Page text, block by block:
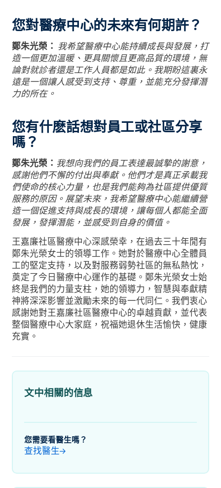
文中相關的信息
您需要看醫生嗎？
查找醫生
您對醫療中心的未來有何期許？
鄭朱光榮： 我希望醫療中心能持續成長與發展，打
造一個更加溫暖、更具關懷且更高品質的環境，無
論對就診者還是工作人員都是如此。我期盼這裏永
遠是一個讓人感受到支持、尊重，並能充分發揮潛
力的所在。
您有什麽話想對員工或社區分享
嗎？
鄭朱光榮： 我想向我們的員工表達最誠摯的謝意，
感謝他們不懈的付出與奉獻。他們才是真正承載我
們使命的核心力量，也是我們能夠為社區提供優質
服務的原因。展望未來，我希望醫療中心能繼續營
造一個促進支持與成長的環境，讓每個人都能全面
發展，發揮潛能，並感受到自身的價值。
王嘉廉社區醫療中心深感榮幸，在過去三十年閒有
鄭朱光榮女士的領導工作。她對於醫療中心全體員
工的堅定支持，以及對服務弱勢社區的無私熱忱，
奠定了今日醫療中心運作的基礎。鄭朱光榮女士始
終是我們的力量支柱，她的領導力，智慧與奉獻精
神將深深影響並激勵未來的每一代同仁。我們衷心
感謝她對王嘉廉社區醫療中心的卓越貢獻，並代表
整個醫療中心大家庭，祝福她退休生活愉快，健康
充實。